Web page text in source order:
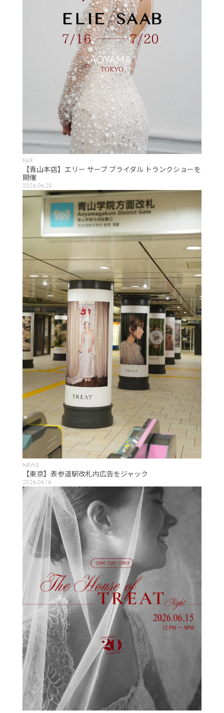
FAIR
【青山本店】エリー サーブ ブライダル トランクショーを
開催
2026.06.25
NEWS
【東京】表参道駅改札内広告をジャック
2026.06.16